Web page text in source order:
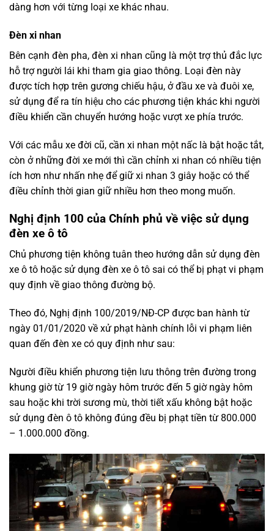
dàng hơn với từng loại xe khác nhau.
Đèn xi nhan
Bên cạnh đèn pha, đèn xi nhan cũng là một trợ thủ đắc lực
hỗ trợ người lái khi tham gia giao thông. Loại đèn này
được tích hợp trên gương chiếu hậu, ở đầu xe và đuôi xe,
sử dụng để ra tín hiệu cho các phương tiện khác khi người
điều khiển cần chuyển hướng hoặc vượt xe phía trước.
Với các mẫu xe đời cũ, cần xi nhan một nấc là bật hoặc tắt,
còn ở những đời xe mới thì cần chỉnh xi nhan có nhiều tiện
ích hơn như nhấn nhẹ để giữ xi nhan 3 giây hoặc có thể
điều chỉnh thời gian giữ nhiều hơn theo mong muốn.
Nghị định 100 của Chính phủ về việc sử dụng
đèn xe ô tô
Chủ phương tiện không tuân theo hướng dẫn sử dụng đèn
xe ô tô hoặc sử dụng đèn xe ô tô sai có thể bị phạt vi phạm
quy định về giao thông đường bộ.
Theo đó, Nghị định 100/2019/NĐ-CP được ban hành từ
ngày 01/01/2020 về xử phạt hành chính lỗi vi phạm liên
quan đến đèn xe có quy định như sau:
Người điều khiển phương tiện lưu thông trên đường trong
khung giờ từ 19 giờ ngày hôm trước đến 5 giờ ngày hôm
sau hoặc khi trời sương mù, thời tiết xấu không bật hoặc
sử dụng đèn ô tô không đúng đều bị phạt tiền từ 800.000
– 1.000.000 đồng.